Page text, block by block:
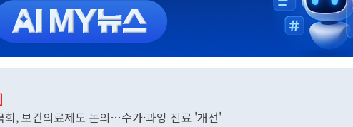
회, 보건의료제도 논의…수가·과잉 진료 '개선'